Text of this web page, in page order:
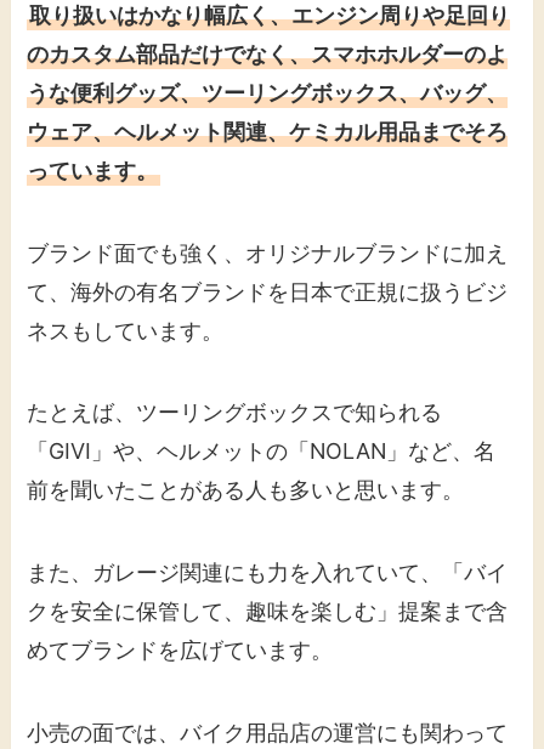
取り扱いはかなり幅広く、エンジン周りや足回り
のカスタム部品だけでなく、スマホホルダーのよ
うな便利グッズ、ツーリングボックス、バッグ、
ウェア、ヘルメット関連、ケミカル用品までそろ
っています。
ブランド面でも強く、オリジナルブランドに加え
て、海外の有名ブランドを日本で正規に扱うビジ
ネスもしています。
たとえば、ツーリングボックスで知られる
「GIVI」や、ヘルメットの「NOLAN」など、名
前を聞いたことがある人も多いと思います。
また、ガレージ関連にも力を入れていて、「バイ
クを安全に保管して、趣味を楽しむ」提案まで含
めてブランドを広げています。
小売の面では、バイク用品店の運営にも関わって